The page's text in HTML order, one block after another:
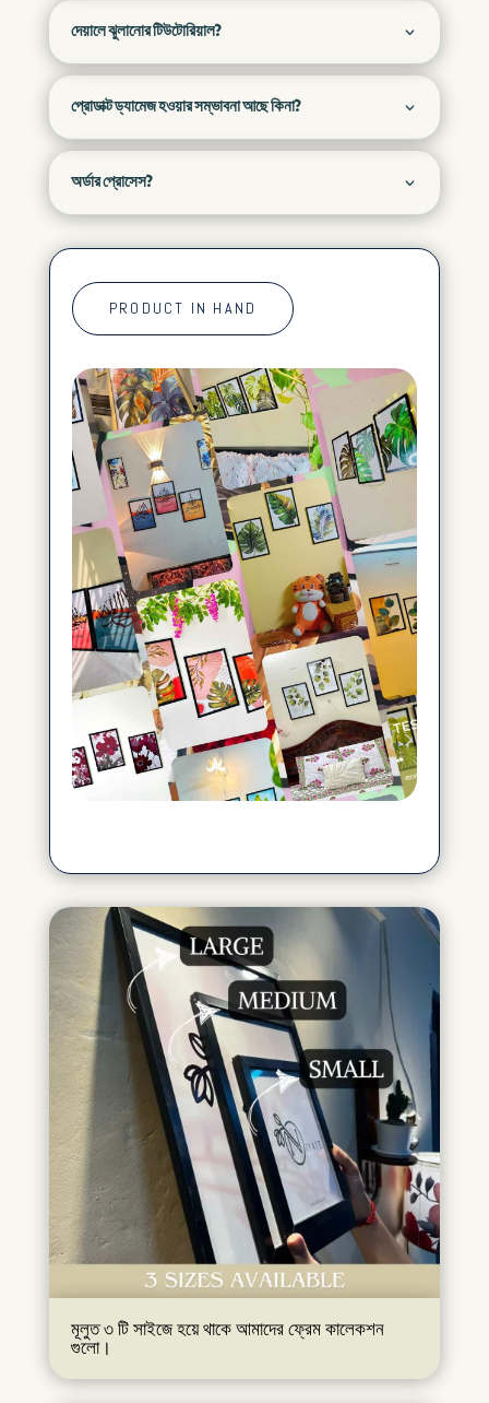
দেয়ালে ঝুলানোর টিউটোরিয়াল?
প্রোডাক্ট ড্যামেজ হওয়ার সম্ভাবনা আছে কিনা?
অর্ডার প্রোসেস?
PRODUCT IN HAND
মূলুত ৩ টি সাইজে হয়ে থাকে আমাদের ফ্রেম কালেকশন
গুলো।